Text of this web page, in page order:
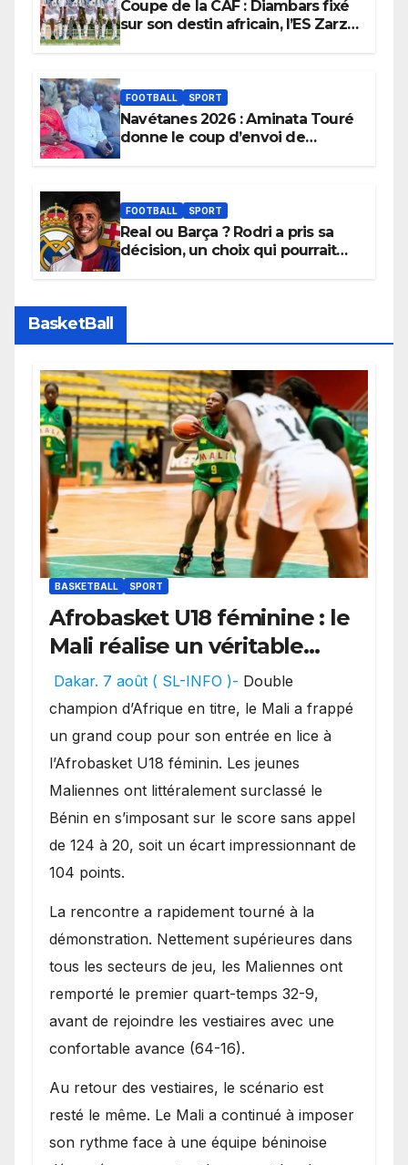
Coupe de la CAF : Diambars fixé
sur son destin africain, l’ES Zarzis
FOOTBALL SPORT
Navétanes 2026 : Aminata Touré
donne le coup d’envoi de
apaisées.
FOOTBALL SPORT
Real ou Barça ? Rodri a pris sa
décision, un choix qui pourrait
BasketBall
BASKETBALL SPORT
Afrobasket U18 féminine : le
Mali réalise un véritable
festival offensif et inflige
une lourde défaite au
Bénin.
Dakar. 7 août ( SL-INFO )- Double
champion d’Afrique en titre, le Mali a frappé
un grand coup pour son entrée en lice à
l’Afrobasket U18 féminin. Les jeunes
Maliennes ont littéralement surclassé le
Bénin en s’imposant sur le score sans appel
de 124 à 20, soit un écart impressionnant de
104 points.
La rencontre a rapidement tourné à la
démonstration. Nettement supérieures dans
tous les secteurs de jeu, les Maliennes ont
remporté le premier quart-temps 32-9,
avant de rejoindre les vestiaires avec une
confortable avance (64-16).
Au retour des vestiaires, le scénario est
resté le même. Le Mali a continué à imposer
son rythme face à une équipe béninoise